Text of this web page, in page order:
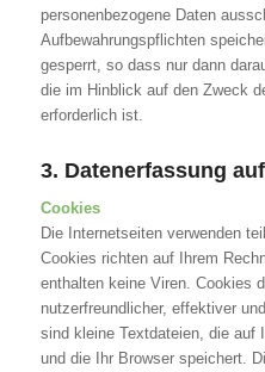
personenbezogene Daten
Aufbewahrungspflichten
gesperrt, so dass nur dann
die im Hinblick auf den Zweck
erforderlich ist.
3. Datenerfassung
Cookies
Die Internetseiten verwenden
Cookies richten auf Ihrem
enthalten keine Viren. Cookies
nutzerfreundlicher, effektiver
sind kleine Textdateien, die auf
und die Ihr Browser speichert.